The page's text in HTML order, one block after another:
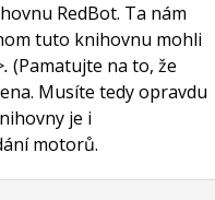
RedBot. Ta nám
tuto knihovnu mohli
(Pamatujte na to, že
Musíte tedy opravdu
je i
motorů.